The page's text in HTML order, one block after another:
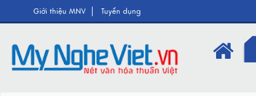
Giới thiệu MNV Tuyển dụng